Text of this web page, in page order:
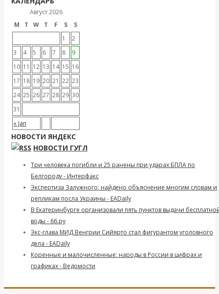
Август 2026
M
T W T F S S
« Jan
1
2
3
4 5 6 7 8
9
10 11 12 13 14 15 16
17 18 19 20 21 22 23
24 25 26 27 28 29 30
31
НОВОСТИ ЯНДЕКС
НОВОСТИ ГУГЛ
Три человека погибли и 25 ранены при ударах БПЛА по
Белгороду - Интерфакс
Экспертиза Залужного: найдено объяснение многим словам и
репликам посла Украины - EADaily
В Екатеринбурге организовали пять пунктов выдачи
воды - 66.ру
Экс-глава МИД Венгрии Сийярто стал фигурантом уголовного
дела - EADaily
Коренные и малочисленные: народы в России в цифрах и
графиках - Ведомости